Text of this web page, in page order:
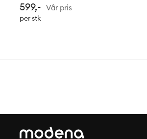
en olje- og vannavvisende
impregnering utviklet for å beskytte
599,- Vår pris
per stk